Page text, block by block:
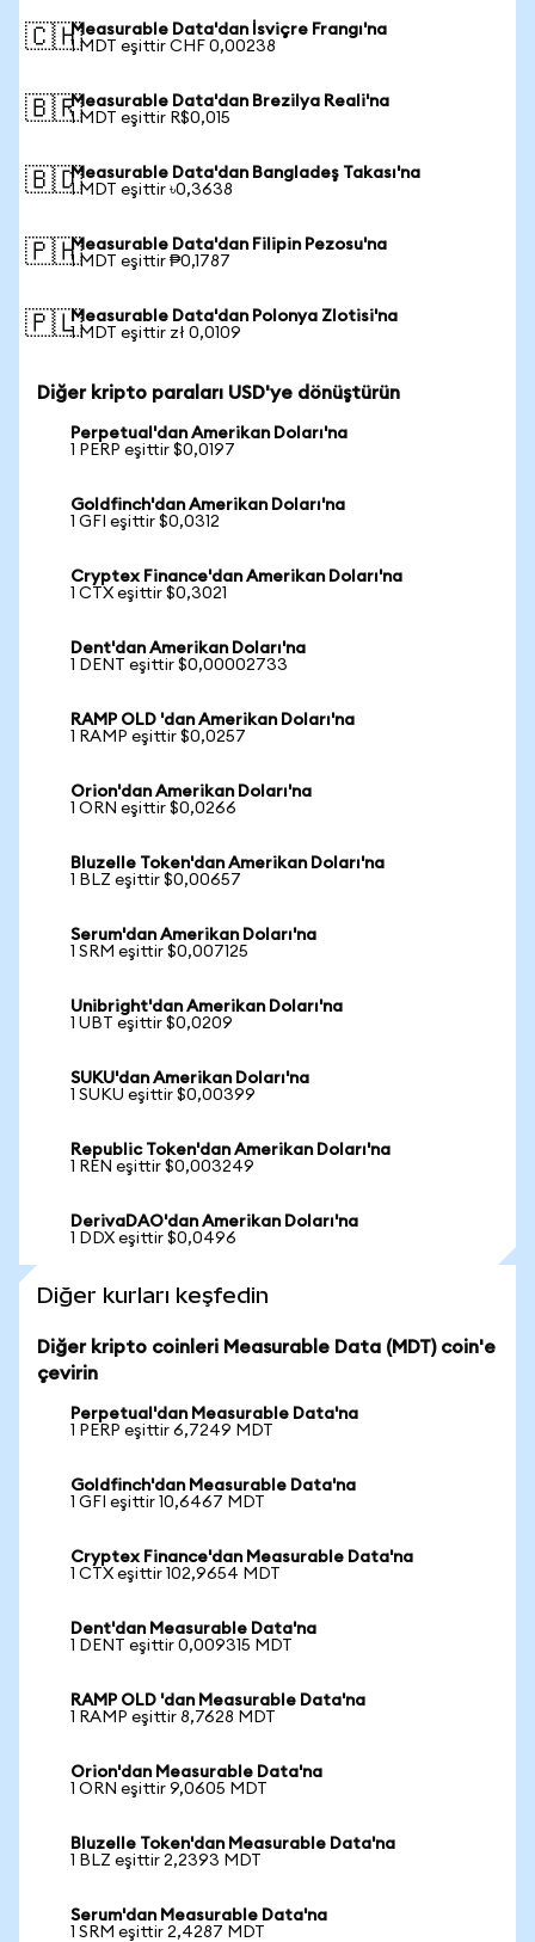
🇨🇭Measurable Data'dan İsviçre Frangı'na
1 MDT eşittir CHF 0,00238
🇧🇷Measurable Data'dan Brezilya Reali'na
1 MDT eşittir R$0,015
🇧🇩Measurable Data'dan Bangladeş Takası'na
1 MDT eşittir ৳0,3638
🇵🇭Measurable Data'dan Filipin Pezosu'na
1 MDT eşittir ₱0,1787
🇵🇱Measurable Data'dan Polonya Zlotisi'na
1 MDT eşittir zł 0,0109
Diğer kripto paraları USD'ye dönüştürün
Perpetual'dan Amerikan Doları'na
1 PERP eşittir $0,0197
Goldfinch'dan Amerikan Doları'na
1 GFI eşittir $0,0312
Cryptex Finance'dan Amerikan Doları'na
1 CTX eşittir $0,3021
Dent'dan Amerikan Doları'na
1 DENT eşittir $0,00002733
RAMP OLD 'dan Amerikan Doları'na
1 RAMP eşittir $0,0257
Orion'dan Amerikan Doları'na
1 ORN eşittir $0,0266
Bluzelle Token'dan Amerikan Doları'na
1 BLZ eşittir $0,00657
Serum'dan Amerikan Doları'na
1 SRM eşittir $0,007125
Unibright'dan Amerikan Doları'na
1 UBT eşittir $0,0209
SUKU'dan Amerikan Doları'na
1 SUKU eşittir $0,00399
Republic Token'dan Amerikan Doları'na
1 REN eşittir $0,003249
DerivaDAO'dan Amerikan Doları'na
1 DDX eşittir $0,0496
Diğer kurları keşfedin
Diğer kripto coinleri Measurable Data (MDT) coin'e
çevirin
Perpetual'dan Measurable Data'na
1 PERP eşittir 6,7249 MDT
Goldfinch'dan Measurable Data'na
1 GFI eşittir 10,6467 MDT
Cryptex Finance'dan Measurable Data'na
1 CTX eşittir 102,9654 MDT
Dent'dan Measurable Data'na
1 DENT eşittir 0,009315 MDT
RAMP OLD 'dan Measurable Data'na
1 RAMP eşittir 8,7628 MDT
Orion'dan Measurable Data'na
1 ORN eşittir 9,0605 MDT
Bluzelle Token'dan Measurable Data'na
1 BLZ eşittir 2,2393 MDT
Serum'dan Measurable Data'na
1 SRM eşittir 2,4287 MDT